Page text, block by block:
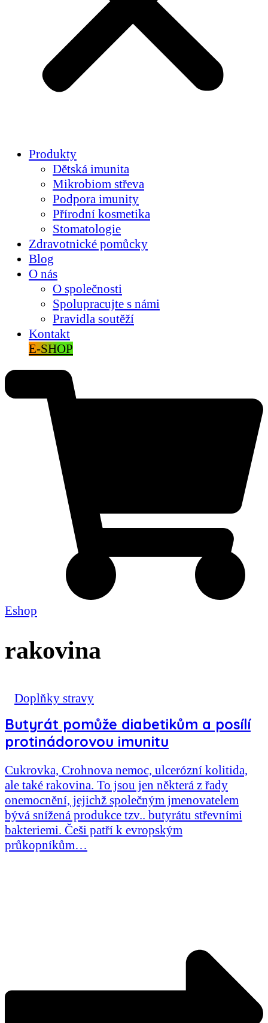
Produkty
Dětská imunita
Mikrobiom střeva
Podpora imunity
Přírodní kosmetika
Stomatologie
Zdravotnické pomůcky
Blog
O nás
O společnosti
Spolupracujte s námi
Pravidla soutěží
Kontakt
E-SHOP
Eshop
rakovina
Doplňky stravy
Butyrát pomůže diabetikům a posílí
protinádorovou imunitu
Cukrovka, Crohnova nemoc, ulcerózní kolitida,
ale také rakovina. To jsou jen některá z řady
onemocnění, jejichž společným jmenovatelem
bývá snížená produkce tzv.. butyrátu střevními
bakteriemi. Češi patří k evropským
průkopníkům…